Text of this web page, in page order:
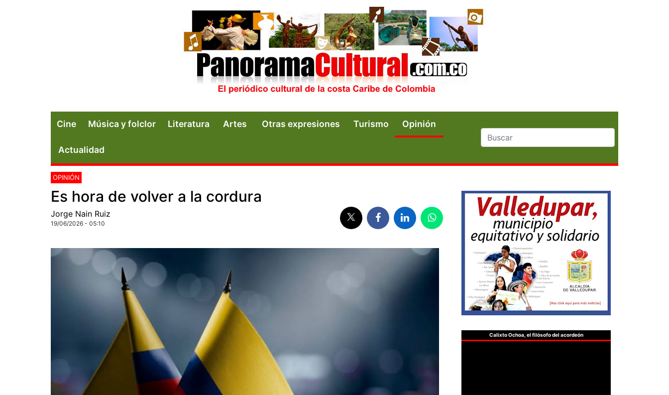
Cine Música y folclor Literatura Artes Otras expresiones Turismo Opinión
Actualidad
OPINIÓN
Es hora de volver a la cordura
Jorge Nain Ruiz
19/06/2026 - 05:10
Calixto Ochoa, el filósofo del acordeón